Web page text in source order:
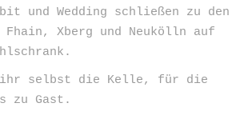
und Wedding schließen zu den
Xberg und Neukölln auf
ihr selbst die Kelle, für die
zu Gast.